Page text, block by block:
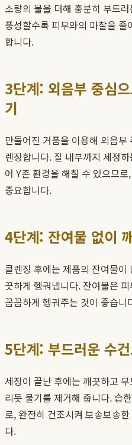
소량의 물을 더해 충분히 부드
풍성할수록 피부와의 마찰을
합니다.
3단계: 외음부 중심
기
만들어진 거품을 이용해 외음
렌징합니다. 질 내부까지 세정
어 Y존 환경을 해칠 수 있으므
중요합니다.
4단계: 잔여물 없이
클렌징 후에는 제품의 잔여물
끗하게 헹궈냅니다. 잔여물은
꼼꼼하게 헹궈주는 것이 좋습니
5단계: 부드러운 수
세정이 끝난 후에는 깨끗하고
리듯 물기를 제거해 줍니다. 습
로, 완전히 건조시켜 보송보송
다.